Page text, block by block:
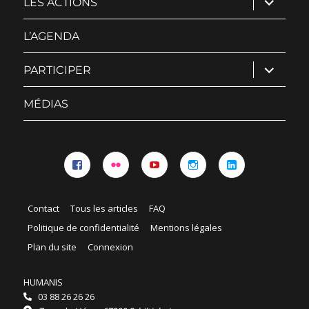
le
sous-
L’AGENDA
PARTICIPER ouvrir
le
sous-
MÉDIAS
Contact Tous les articles
FAQ
Politique de confidentialité
Mentions légales
Plan du site
Connexion
HUMANIS
03 88 26 26 26